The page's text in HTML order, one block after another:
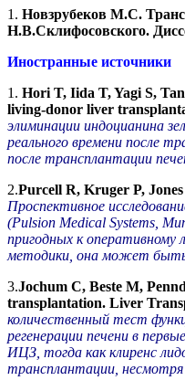
1. Новзрубеков М.С.
Н.В.Склифосовского.
Иностранные источники
1. Hori T, Iida T, Yagi S,
living-donor liver
элиминации индоцианина
реального времени после
после трансплантации
2.Purcell R, Kruger P,
Проспективное
(Pulsion Medical Systems,
пригодных к оперативному
методики, она может быть
3.Jochum C, Beste M,
transplantation. Liver
количественный тест
регенерации печени в
ИЦЗ, тогда как клиренс
трансплантации,